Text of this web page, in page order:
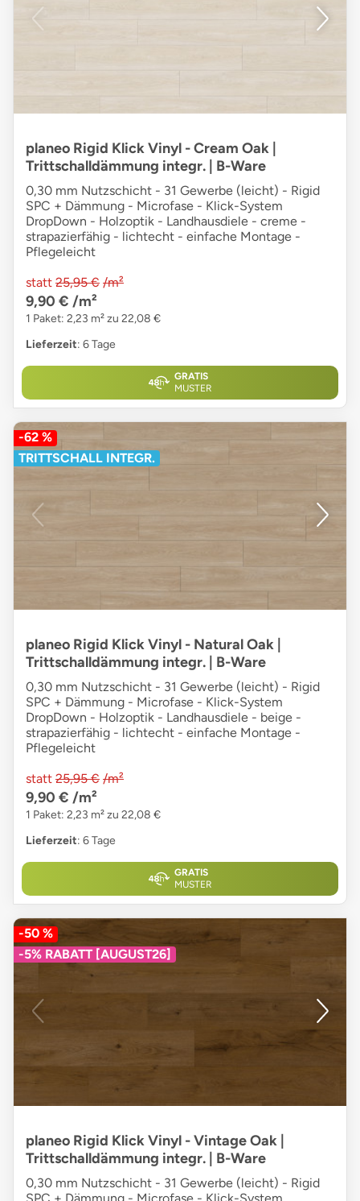
planeo Rigid Klick Vinyl - Cream Oak |
Trittschalldämmung integr. | B-Ware
0,30 mm Nutzschicht - 31 Gewerbe (leicht) - Rigid
SPC + Dämmung - Microfase - Klick-System
DropDown - Holzoptik - Landhausdiele - creme -
strapazierfähig - lichtecht - einfache Montage -
Pflegeleicht
statt 25,95 € /m²
9,90 € /m²
1 Paket: 2,23 m² zu 22,08 €
Lieferzeit: 6 Tage
GRATIS
MUSTER
-62 %
TRITTSCHALL INTEGR.
planeo Rigid Klick Vinyl - Natural Oak |
Trittschalldämmung integr. | B-Ware
0,30 mm Nutzschicht - 31 Gewerbe (leicht) - Rigid
SPC + Dämmung - Microfase - Klick-System
DropDown - Holzoptik - Landhausdiele - beige -
strapazierfähig - lichtecht - einfache Montage -
Pflegeleicht
statt 25,95 € /m²
9,90 € /m²
1 Paket: 2,23 m² zu 22,08 €
Lieferzeit: 6 Tage
GRATIS
MUSTER
-50 %
-5% RABATT [AUGUST26]
planeo Rigid Klick Vinyl - Vintage Oak |
Trittschalldämmung integr. | B-Ware
0,30 mm Nutzschicht - 31 Gewerbe (leicht) - Rigid